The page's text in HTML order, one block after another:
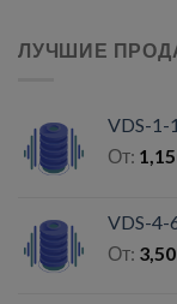
ЛУЧШИЕ
VDS-1-
От:
VDS-4-
От: